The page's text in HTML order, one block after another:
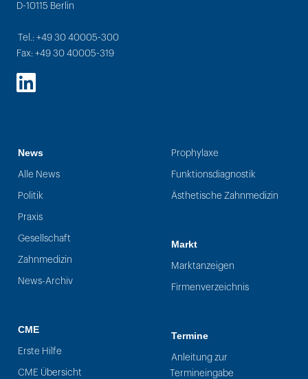
D-10115 Berlin
Tel.: +49 30 40005-300
Fax: +49 30 40005-319
LinkedIn
News
Alle News
Politik
Praxis
Gesellschaft
Zahnmedizin
News-Archiv
CME
Erste Hilfe
CME Übersicht
Prophylaxe
Funktionsdiagnostik
Ästhetische Zahnmedizin
Markt
Marktanzeigen
Firmenverzeichnis
Termine
Anleitung zur
Termineingabe